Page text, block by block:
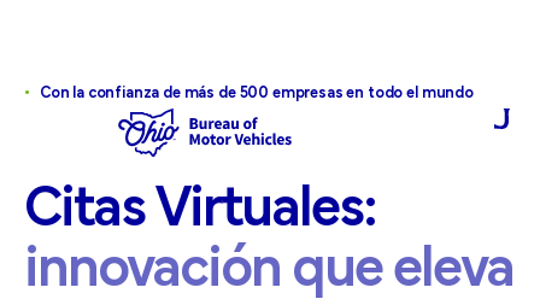
• Con la confianza de más de 500 empresas en todo el mundo
Citas Virtuales:
innovación que eleva